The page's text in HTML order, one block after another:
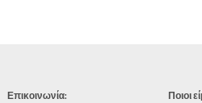
Επικοινωνία:
Ποιοι